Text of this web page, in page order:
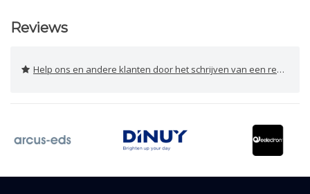
Reviews
Help ons en andere klanten door het schrijven van een review